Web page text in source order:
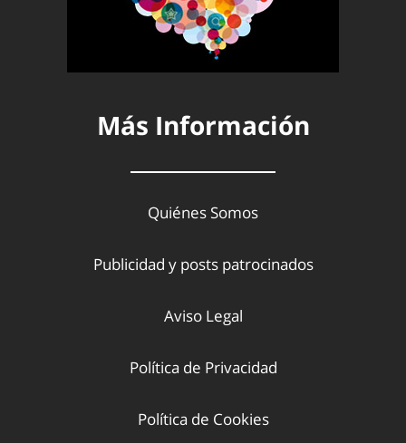
Más Información
Quiénes Somos
Publicidad y posts patrocinados
Aviso Legal
Política de Privacidad
Política de Cookies